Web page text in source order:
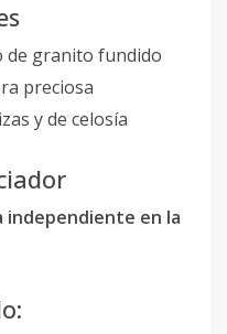
de granito fundido
preciosa
y de celosía
independiente en la